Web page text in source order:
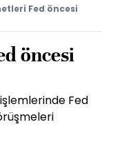
Fed öncesi
öncesi
Fed